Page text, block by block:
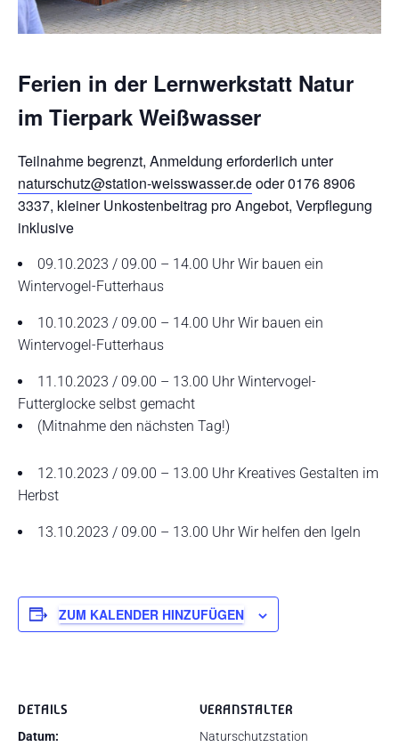
Ferien in der Lernwerkstatt Natur
im Tierpark Weißwasser
Teilnahme begrenzt, Anmeldung erforderlich unter
naturschutz@station-weisswasser.deoder 0176 8906
3337, kleiner Unkostenbeitrag pro Angebot, Verpflegung
inklusive
09.10.2023 / 09.00 – 14.00 Uhr Wir bauen ein
Wintervogel-Futterhaus
10.10.2023 / 09.00 – 14.00 Uhr Wir bauen ein
Wintervogel-Futterhaus
11.10.2023 / 09.00 – 13.00 Uhr Wintervogel-
Futterglocke selbst gemacht
(Mitnahme den nächsten Tag!)
12.10.2023 / 09.00 – 13.00 Uhr Kreatives Gestalten im
Herbst
13.10.2023 / 09.00 – 13.00 Uhr Wir helfen den Igeln
ZUM KALENDER HINZUFÜGEN
DETAILS
Datum:
VERANSTALTER
Naturschutzstation